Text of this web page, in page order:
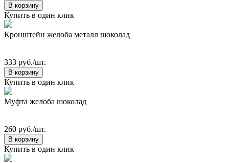
В корзину
Купить в один клик
Кронштейн желоба металл шоколад
333 руб./шт.
В корзину
Купить в один клик
Муфта желоба шоколад
260 руб./шт.
В корзину
Купить в один клик